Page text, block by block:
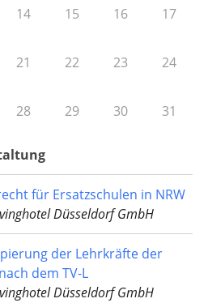
14 15 16 17
21 22 23 24
28 29 30 31
für Ersatzschulen in NRW
Düsseldorf GmbH
der Lehrkräfte der
dem TV-L
Düsseldorf GmbH